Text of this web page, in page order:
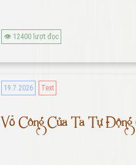
👁 12400 lượt đọc
19.7.2026 Text
Võ Công Của Ta Tự Động